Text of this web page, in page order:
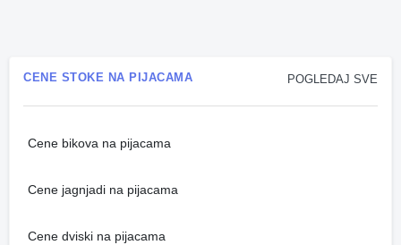
POGLEDAJ SVE
CENE STOKE NA PIJACAMA
Cene bikova na pijacama
Cene jagnjadi na pijacama
Cene dviski na pijacama